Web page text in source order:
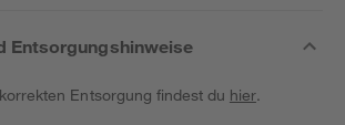
Entsorgungshinweise
Entsorgung findest du hier.